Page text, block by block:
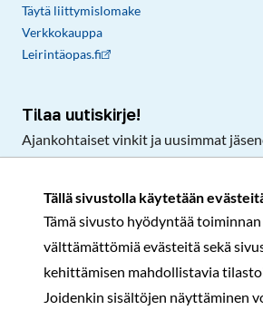
Tällä sivustolla käytetään
Tämä sivusto hyödyntää
välttämättömiä evästeitä sekä
kehittämisen mahdollistavia
Joidenkin sisältöjen näyttäminen
Täytä liittymislomake
Verkkokauppa
Leirintäopas.fi
Tilaa uutiskirje!
Ajankohtaiset vinkit ja uusimmat